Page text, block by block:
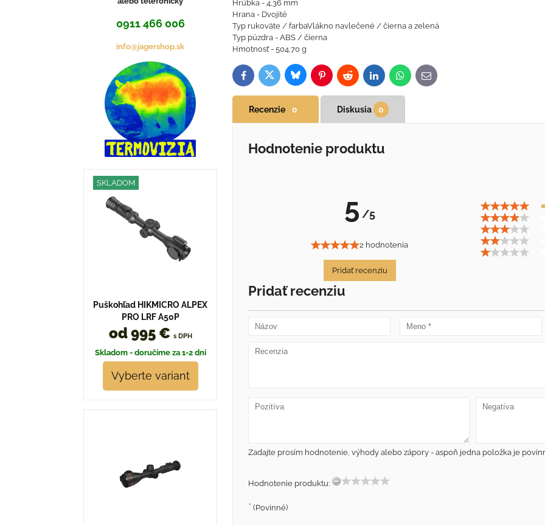
Hrúbka - 4,36 mm
Hrana - Dvojité
Typ rukoväte / farbaVlákno navlečené / čierna a zelená
Typ púzdra - ABS / čierna
Hmotnosť - 504,70 g
FacebookTwitterBlueskyPinterestReddit LinkedInWhatsApp
E-
mail
Recenzie 0 Diskusia 0
Hodnotenie produktu
5 /5
2 hodnotenia
Pridať recenziu
Pridať recenziu
Zadajte prosím hodnotenie, výhody alebo zápory - aspoň jedna položka je
Hodnotenie produktu:
* (Povinné)
0911 466 006
info@jagershop.sk
SKLADOM
Puškohľad HIKMICRO ALPEX
PRO LRF A50P
od 995 € s DPH
Skladom - doručíme za 1-2 dni
Vyberte variant